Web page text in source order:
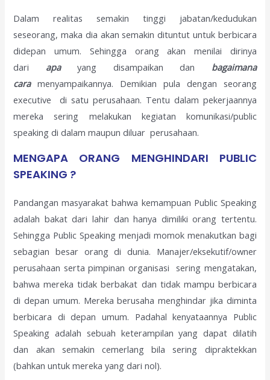
Dalam realitas semakin tinggi jabatan/kedudukan
seseorang, maka dia akan semakin dituntut untuk berbicara
didepan umum. Sehingga orang akan menilai dirinya
dari apayang disampaikan dan bagaimana
caramenyampaikannya. Demikian pula dengan seorang
executive di satu perusahaan. Tentu dalam pekerjaannya
mereka sering melakukan kegiatan komunikasi/public
speaking di dalam maupun diluar perusahaan.
MENGAPA ORANG MENGHINDARI PUBLIC
SPEAKING ?
Pandangan masyarakat bahwa kemampuan Public Speaking
adalah bakat dari lahir dan hanya dimiliki orang tertentu.
Sehingga Public Speaking menjadi momok menakutkan bagi
sebagian besar orang di dunia. Manajer/eksekutif/owner
perusahaan serta pimpinan organisasi sering mengatakan,
bahwa mereka tidak berbakat dan tidak mampu berbicara
di depan umum. Mereka berusaha menghindar jika diminta
berbicara di depan umum. Padahal kenyataannya Public
Speaking adalah sebuah keterampilan yang dapat dilatih
dan akan semakin cemerlang bila sering dipraktekkan
(bahkan untuk mereka yang dari nol).